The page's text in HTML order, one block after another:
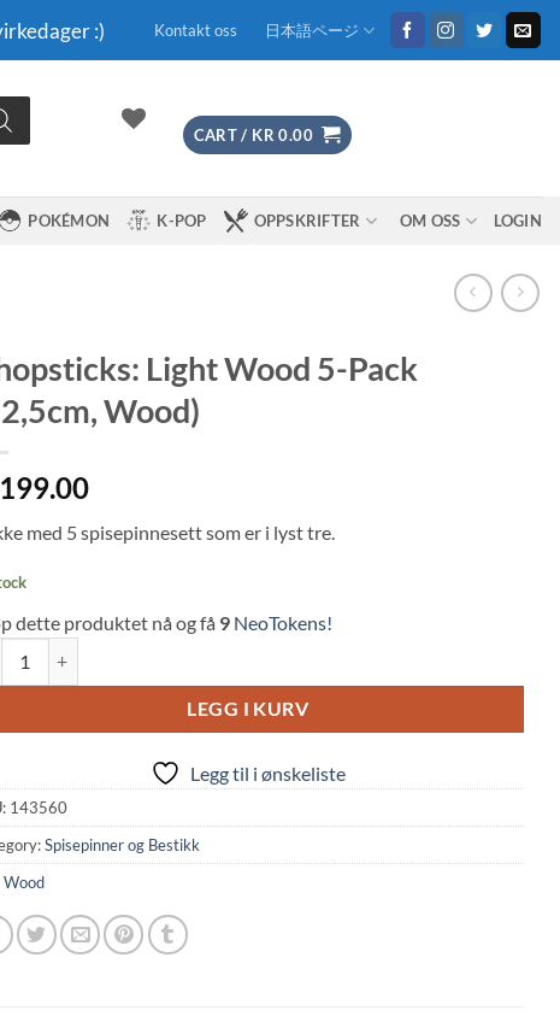
:) Kontakt oss 日本語ページ
CART / KR 0.00
POKÉMON K-POP OPPSKRIFTER OM OSS LOGIN
Light Wood 5-Pack
Wood)
med 5 spisepinnesett som er i lyst tre.
dette produktet nå og få 9NeoTokens!
LEGG I KURV
Legg til i ønskeliste
143560
Spisepinner og Bestikk
Wood